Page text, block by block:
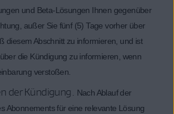
und Beta-Lösungen Ihnen gegenüber
außer Sie fünf (5) Tage vorher über
diesem Abschnitt zu informieren, und ist
die Kündigung zu informieren, wenn
verstoßen.
der Kündigung. Nach Ablauf der
Abonnements für eine relevante Lösung